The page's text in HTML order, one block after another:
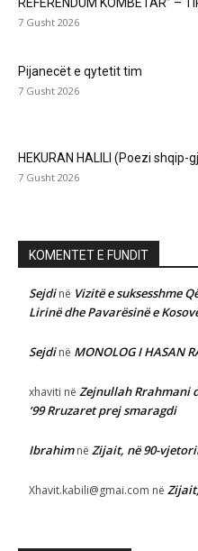
REFERENDUM KOMBËTAR” –
7 Gusht 2026
Pijanecët e qytetit tim
7 Gusht 2026
HEKURAN HALILI (Poezi shqip-
7 Gusht 2026
KOMENTET E FUNDIT
Sejdinë Vizitë e suksesshme
Lirinë dhe Pavarësinë e
Sejdinë MONOLOG I HASAN
xhaviti në Zejnullah Rrahmani
‘99 Rruzaret prej smaragdi
Ibrahimnë Zijait, në 90-
Xhavit.kabili@gmai.com në